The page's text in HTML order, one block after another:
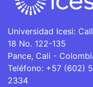
Universidad Icesi:
18 No. 122-135
Pance, Cali -
Teléfono: +57 (602)
2334